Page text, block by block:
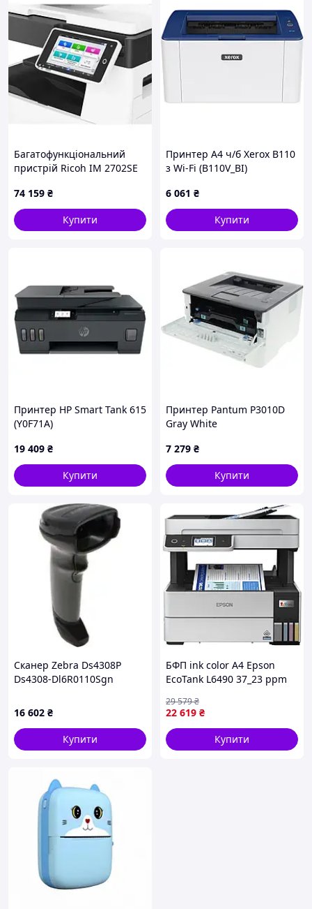
Багатофункціональний
пристрій Ricoh IM 2702SE
PRODUCT
74 159 ₴
Купити
Принтер A4 ч/б Xerox B110
з Wi-Fi (B110V_BI)
6 061 ₴
Купити
Принтер HP Smart Tank 615
(Y0F71A)
19 409 ₴
Купити
Принтер Pantum P3010D
Gray White
7 279 ₴
Купити
Сканер Zebra Ds4308P
Ds4308-Dl6R0110Sgn
16 602 ₴
Купити
БФП ink color A4 Epson
EcoTank L6490 37_23 ppm
Ethernet Wi-Fi 4 inks
Pigment Новий
22 619 ₴
29 579₴
Купити